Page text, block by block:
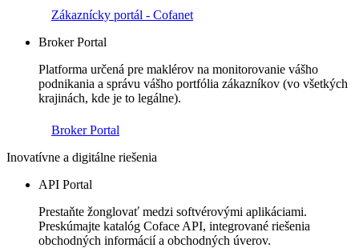
Zákaznícky portál - Cofanet
Broker Portal
Platforma určená pre maklérov na monitorovanie vášho
podnikania a správu vášho portfólia zákazníkov (vo všetkých
krajinách, kde je to legálne).
Broker Portal
Inovatívne a digitálne riešenia
API Portal
Prestaňte žonglovať medzi softvérovými aplikáciami.
Preskúmajte katalóg Coface API, integrované riešenia
obchodných informácií a obchodných úverov.